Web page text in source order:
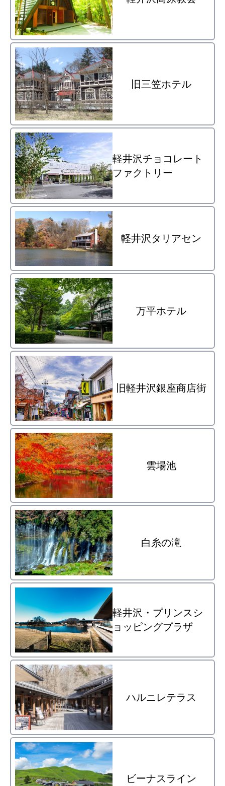
旧三笠ホテル
軽井沢チョコレート
ファクトリー
軽井沢タリアセン
万平ホテル
旧軽井沢銀座商店街
雲場池
白糸の滝
軽井沢・プリンスシ
ョッピングプラザ
ハルニレテラス
ビーナスライン